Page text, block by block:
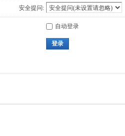
安全提问:
自动登录
登录